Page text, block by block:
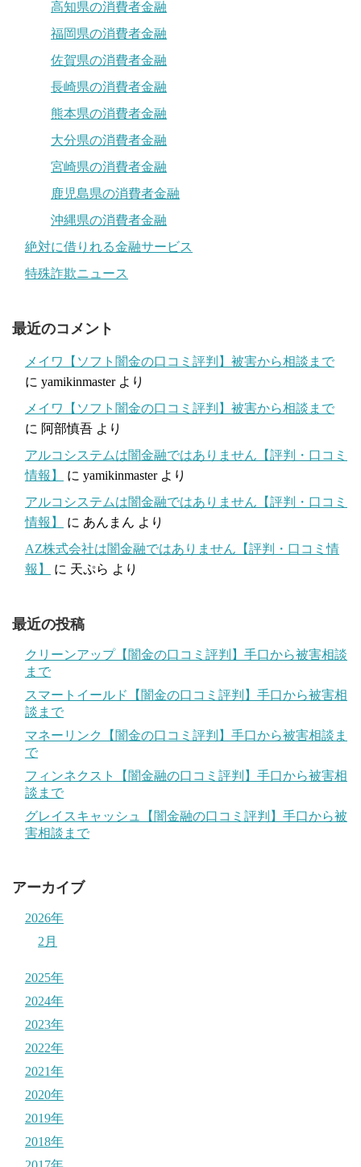
高知県の消費者金融
福岡県の消費者金融
佐賀県の消費者金融
長崎県の消費者金融
熊本県の消費者金融
大分県の消費者金融
宮崎県の消費者金融
鹿児島県の消費者金融
沖縄県の消費者金融
絶対に借りれる金融サービス
特殊詐欺ニュース
最近のコメント
メイワ【ソフト闇金の口コミ評判】被害から相談まで
に yamikinmasterより
メイワ【ソフト闇金の口コミ評判】被害から相談まで
に 阿部慎吾 より
アルコシステムは闇金融ではありません【評判・口コミ
情報】
に yamikinmasterより
アルコシステムは闇金融ではありません【評判・口コミ
情報】
に あんまん より
AZ株式会社は闇金融ではありません【評判・口コミ情
報】
に 天ぷら より
最近の投稿
クリーンアップ【闇金の口コミ評判】手口から被害相談
まで
スマートイールド【闇金の口コミ評判】手口から被害相
談まで
マネーリンク【闇金の口コミ評判】手口から被害相談ま
で
フィンネクスト【闇金融の口コミ評判】手口から被害相
談まで
グレイスキャッシュ【闇金融の口コミ評判】手口から被
害相談まで
アーカイブ
2026年
2月
2025年
2024年
2023年
2022年
2021年
2020年
2019年
2018年